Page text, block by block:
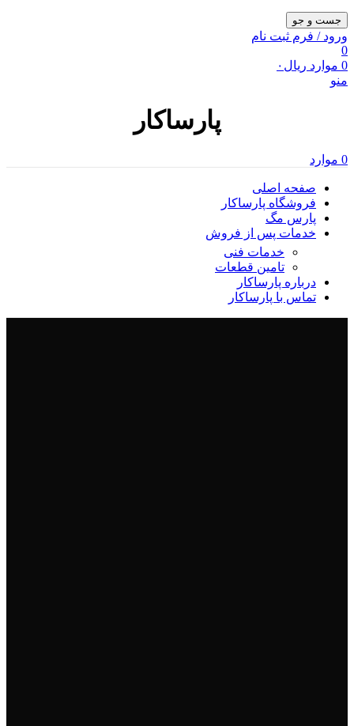
جست و جو
ورود / فرم ثبت نام
0
0 موارد ریال ۰
منو
پارساکار
0 موارد
صفحه اصلی
فروشگاه پارساکار
پارس مگ
خدمات پس از فروش
خدمات فنی
تامین قطعات
درباره پارساکار
تماس با پارساکار